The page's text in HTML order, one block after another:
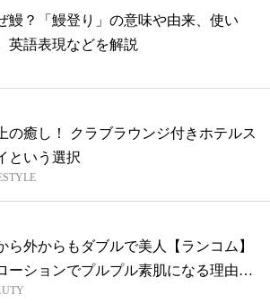
鰻？「鰻登り」の意味や由来、使い
英語表現などを解説
の癒し！ クラブラウンジ付きホテルス
という選択
ら外からもダブルで美人【ランコム】
ーションでプルプル素肌になる理由と